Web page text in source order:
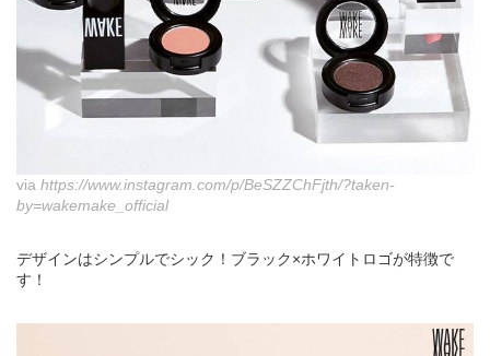
via https://www.instagram.com/p/BeSZZChFjth/?taken-
by=wakemake_official
デザインはシンプルでシック！ブラック×ホワイトロゴが特徴で
す！